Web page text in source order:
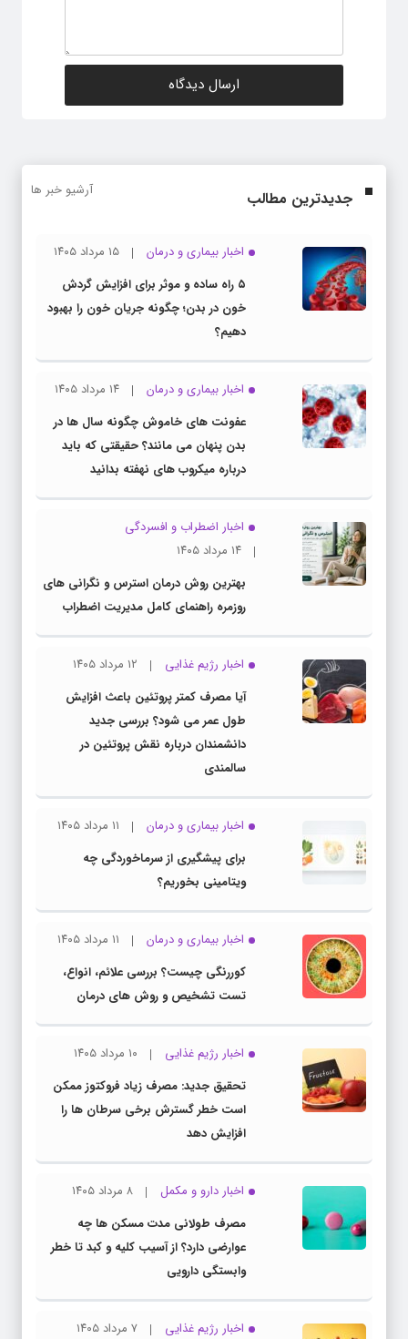
جدیدترین مطالب آرشیو خبر ها
اخبار بیماری و درمان
۱۵ مرداد ۱۴۰۵
۵ راه ساده و موثر برای افزایش گردش
خون در بدن؛ چگونه جریان خون را بهبود
دهیم؟
اخبار بیماری و درمان
۱۴ مرداد ۱۴۰۵
عفونت های خاموش چگونه سال ها در
بدن پنهان می مانند؟ حقیقتی که باید
درباره میکروب های نهفته بدانید
اخبار اضطراب و افسردگی
۱۴ مرداد ۱۴۰۵
بهترین روش درمان استرس و نگرانی های
روزمره راهنمای کامل مدیریت اضطراب
اخبار رژیم غذایی
۱۲ مرداد ۱۴۰۵
آیا مصرف کمتر پروتئین باعث افزایش
طول عمر می شود؟ بررسی جدید
دانشمندان درباره نقش پروتئین در
سالمندی
اخبار بیماری و درمان
۱۱ مرداد ۱۴۰۵
برای پیشگیری از سرماخوردگی چه
ویتامینی بخوریم؟
اخبار بیماری و درمان
۱۱ مرداد ۱۴۰۵
کوررنگی چیست؟ بررسی علائم، انواع،
تست تشخیص و روش های درمان
اخبار رژیم غذایی
۱۰ مرداد ۱۴۰۵
تحقیق جدید: مصرف زیاد فروکتوز ممکن
است خطر گسترش برخی سرطان ها را
افزایش دهد
اخبار دارو و مکمل
۸ مرداد ۱۴۰۵
مصرف طولانی مدت مسکن ها چه
عوارضی دارد؟ از آسیب کلیه و کبد تا خطر
وابستگی دارویی
اخبار رژیم غذایی
۷ مرداد ۱۴۰۵